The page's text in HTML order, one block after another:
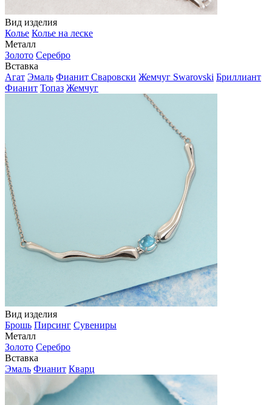
Вид изделия
Колье Колье на леске
Металл
Золото Серебро
Вставка
Агат Эмаль Фианит Сваровски Жемчуг Swarovski Бриллиант
Фианит Топаз Жемчуг
Вид изделия
Брошь Пирсинг Сувениры
Металл
Золото Серебро
Вставка
Эмаль Фианит Кварц